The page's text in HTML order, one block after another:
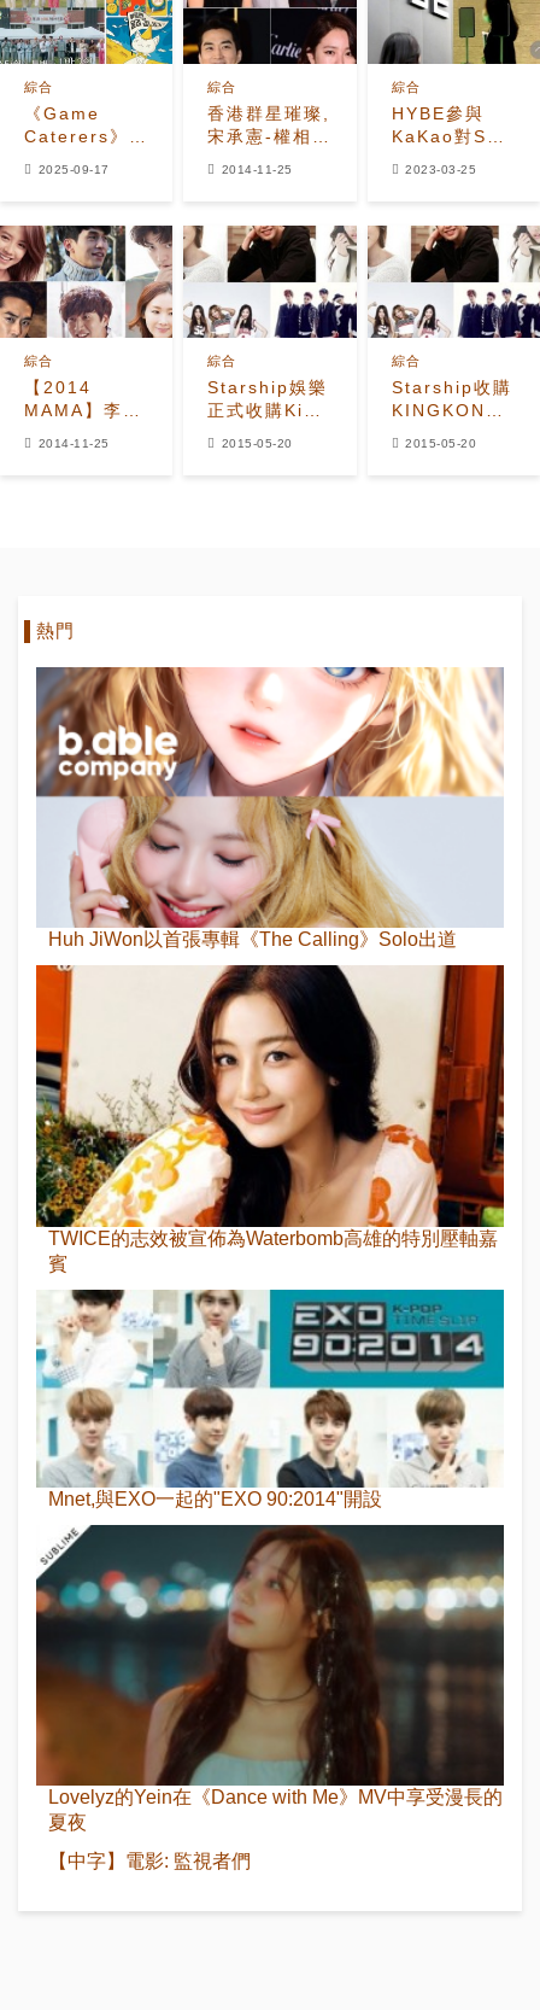
《Game
Caterers》時
期待
綜合
2025-09-17
香港群星璀璨,
宋承憲-權相佑
綜合
2014-11-25
HYBE參與
KaKao對SM
承認依賴BTS
綜合
2023-03-25
【2014
MAMA】李光
綜合
2014-11-25
Starship娛樂
正式收購King
綜合
2015-05-20
Starship收購
KINGKONG
綜合
2015-05-20
熱門
Huh JiWon以首張專輯《The Calling》Solo出道
TWICE的志效被宣佈為Waterbomb高雄的特別壓軸嘉
賓
Mnet,與EXO一起的"EXO 90:2014"開設
Lovelyz的Yein在《Dance with Me》MV中享受漫長的
夏夜
【中字】電影: 監視者們